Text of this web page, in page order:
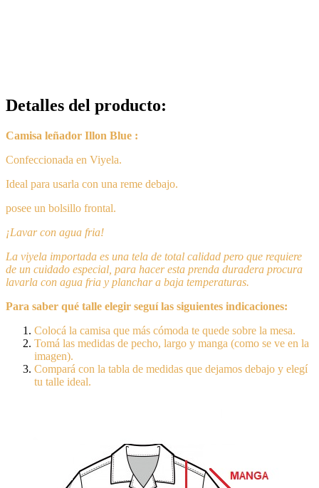
Detalles del producto:
Camisa leñador Illon Blue :
Confeccionada en Viyela.
Ideal para usarla con una reme debajo.
posee un bolsillo frontal.
¡Lavar con agua fria!
La viyela importada es una tela de total calidad pero que requiere
de un cuidado especial, para hacer esta prenda duradera procura
lavarla con agua fria y planchar a baja temperaturas.
Para saber qué talle elegir seguí las siguientes indicaciones:
Colocá la camisa que más cómoda te quede sobre la mesa.
Tomá las medidas de pecho, largo y manga (como se ve en la
imagen).
Compará con la tabla de medidas que dejamos debajo y elegí
tu talle ideal.